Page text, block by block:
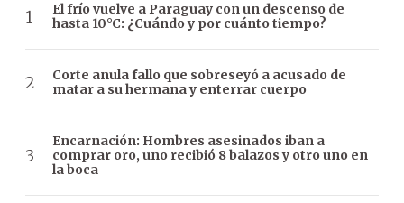
El frío vuelve a Paraguay con un descenso de
hasta 10°C: ¿Cuándo y por cuánto tiempo?
Corte anula fallo que sobreseyó a acusado de
matar a su hermana y enterrar cuerpo
Encarnación: Hombres asesinados iban a
comprar oro, uno recibió 8 balazos y otro uno en
la boca